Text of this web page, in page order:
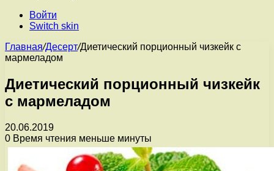
Войти
Switch skin
Главная/Десерт/Диетический порционный чизкейк с
мармеладом
Диетический порционный чизкейк
с мармеладом
20.06.2019
0 Время чтения меньше минуты